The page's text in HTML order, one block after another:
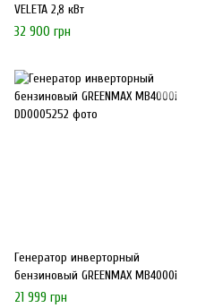
VELETA 2,8 кВт
32 900 грн
Генератор инверторный
бензиновый GREENMAX MB4000i
21 999 грн